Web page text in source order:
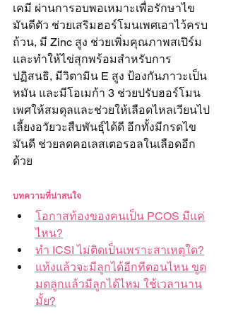
เคมี ผ่านการอบพอเหมาะเพื่อรักษาไข
มันดีตัว ช่วยเสริมฮอร์โมนเพศเอาไว้ครบ
ถ้วน, มี Zinc สูง ช่วยเพิ่มคุณภาพสเปิร์ม
และทำให้ไข่สุกพร้อมสำหรับการ
ปฏิสนธิ, มีวิตามิน E สูง ป้องกันภาวะเป็น
หมัน และมีโอเมก้า 3 ช่วยปรับฮอร์โมน
เพศให้สมดุลและช่วยให้เลือดไหลเวียนไป
เลี้ยงอวัยวะสืบพันธุ์ได้ดี อีกทั้งมีกรดไข
มันดี ช่วยลดคอเลสเตอรอลในเลือดอีก
ด้วย
บทความที่น่าสนใจ
โอกาสท้องของคนเป็น PCOS มีแค่
ไหน?
ทำ ICSI ไม่ติดเป็นเพราะสาเหตุใด?
แท้งแล้วจะมีลูกได้อีกทีตอนไหน ขูด
มดลูกแล้วมีลูกได้ไหม ใช้เวลานาน
มั้ย?